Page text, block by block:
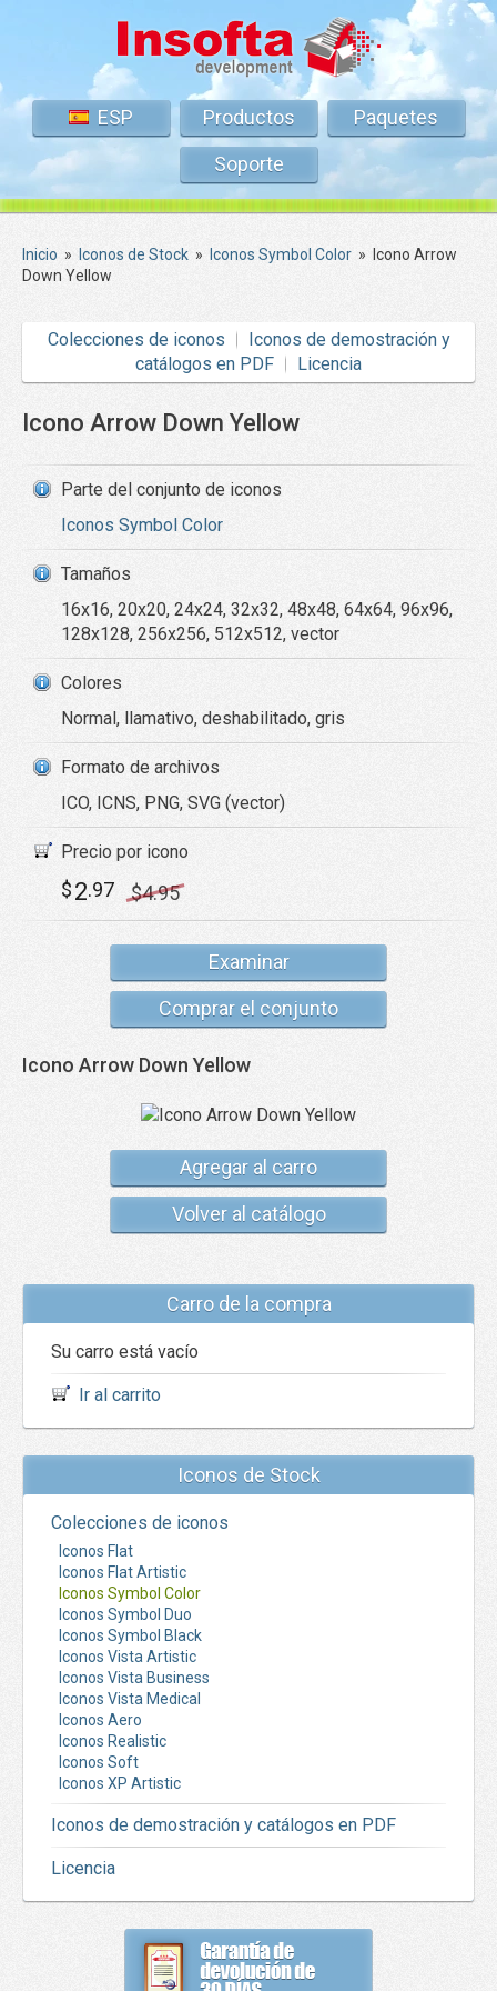
ESP Productos
Paquetes
Soporte
Inicio » Iconos de Stock » Iconos Symbol Color »
Icono Arrow
Down Yellow
Colecciones de iconos
Iconos de demostración y
catálogos en PDF
Licencia
Icono Arrow Down Yellow
Parte del conjunto de iconos
Iconos Symbol Color
Tamaños
16x16, 20x20, 24x24, 32x32, 48x48, 64x64, 96x96,
128x128, 256x256, 512x512, vector
Colores
Normal, llamativo, deshabilitado, gris
Formato de archivos
ICO, ICNS, PNG, SVG (vector)
Precio por icono
$2.97 $4.95
Examinar
Comprar el conjunto
Icono Arrow Down Yellow
Agregar al carro
Volver al catálogo
Carro de la compra
Su carro está vacío
Ir al carrito
Iconos de Stock
Colecciones de iconos
Iconos Flat
Iconos Flat Artistic
Iconos Symbol Color
Iconos Symbol Duo
Iconos Symbol Black
Iconos Vista Artistic
Iconos Vista Business
Iconos Vista Medical
Iconos Aero
Iconos Realistic
Iconos Soft
Iconos XP Artistic
Iconos de demostración y catálogos en PDF
Licencia